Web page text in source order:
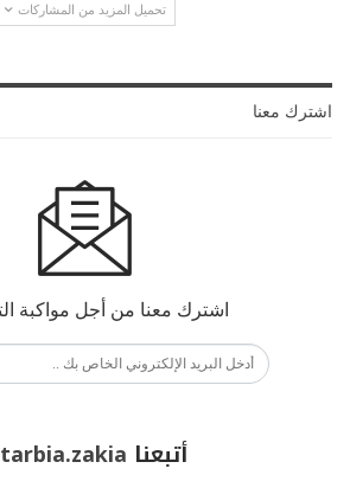
تحميل المزيد من المشاركات
اشترك معنا
اشترك معنا من أجل مواكبة
أتبعنا